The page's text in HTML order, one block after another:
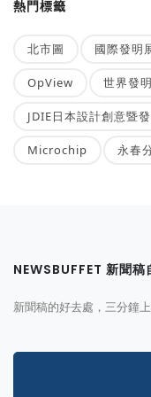
熱門標籤
北市圖 國際發明
OpView 世界發
JDIE日本設計創意暨
Microchip 永春
NEWSBUFFET 新聞稿
新聞稿的好去處，三分鐘